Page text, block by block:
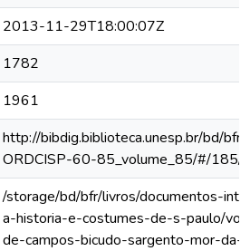
2013-11-29T18:00:07Z
1782
1961
http://bibdig.biblioteca.unesp.br/bd/
ORDCISP-60-85_volume_85/#/185/
/storage/bd/bfr/livros/documentos-
a-historia-e-costumes-de-s-paulo/
de-campos-bicudo-sargento-mor-da-